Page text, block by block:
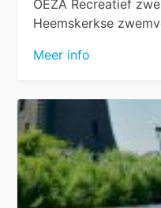
OEZA Recreatief
Heemskerkse
Meer info